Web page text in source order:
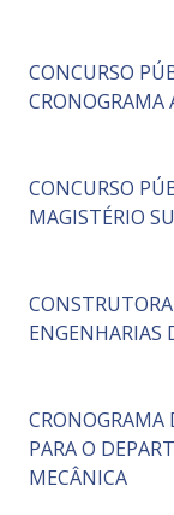
CONCURSO
CRONOGRAMA
CONCURSO
MAGISTÉRIO
ENGENHARIAS
CRONOGRAMA
PARA O
MECÂNICA